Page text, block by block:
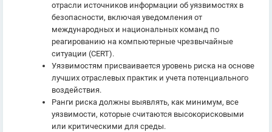
отрасли источников информации об уязвимостях в
безопасности, включая уведомления от
международных и национальных команд по
реагированию на компьютерные чрезвычайные
ситуации (CERT).
Уязвимостям присваивается уровень риска на основе
лучших отраслевых практик и учета потенциального
воздействия.
Ранги риска должны выявлять, как минимум, все
уязвимости, которые считаются высокорисковыми
или критическими для среды.